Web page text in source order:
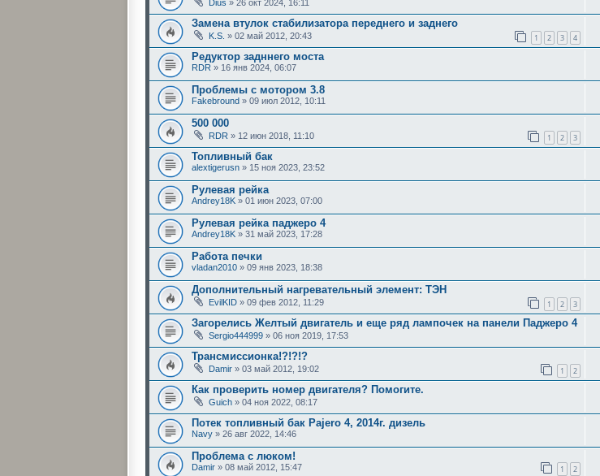
Dius » 26 окт 2024, 16:11
Замена втулок стабилизатора переднего и заднего
K.S. » 02 май 2012, 20:43 1 2 3 4
Редуктор задннего моста
RDR » 16 янв 2024, 06:07
Проблемы с мотором 3.8
Fakebround » 09 июл 2012, 10:11
500 000
RDR » 12 июн 2018, 11:10 1 2 3
Топливный бак
alextigerusn » 15 ноя 2023, 23:52
Рулевая рейка
Andrey18K » 01 июн 2023, 07:00
Рулевая рейка паджеро 4
Andrey18K » 31 май 2023, 17:28
Работа печки
vladan2010 » 09 янв 2023, 18:38
Дополнительный нагревательный элемент: ТЭН
EvilKID » 09 фев 2012, 11:29 1 2 3
Загорелись Желтый двигатель и еще ряд лампочек на панели Паджеро 4
Sergio444999 » 06 ноя 2019, 17:53
Трансмиссионка!?!?!?
Damir » 03 май 2012, 19:02 1 2
Как проверить номер двигателя? Помогите.
Guich » 04 ноя 2022, 08:17
Потек топливный бак Pajero 4, 2014г. дизель
Navy » 26 авг 2022, 14:46
Проблема с люком!
Damir » 08 май 2012, 15:47 1 2